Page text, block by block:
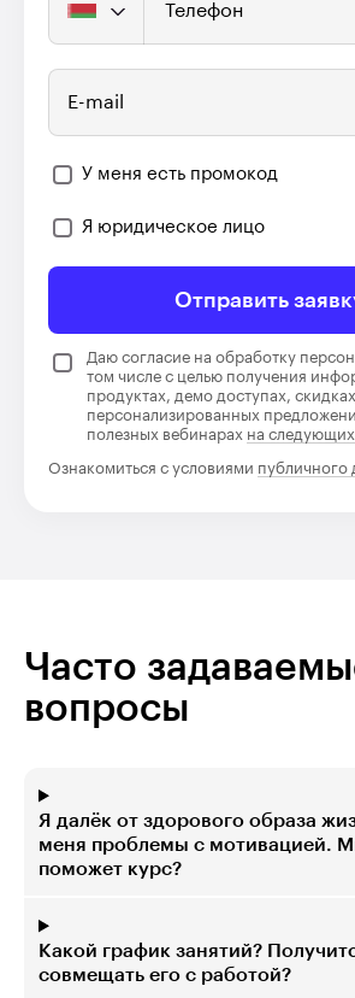
Телефон
E-mail
У меня есть промокод
Я юридическое лицо
Отправить
Даю согласие на обработку
том числе с целью получения
продуктах, демо доступах,
персонализированных
полезных вебинарах на следующих
Ознакомиться с условиями публичного
Часто
вопросы
Я далёк от здорового образа
меня проблемы с мотивацией.
поможет курс?
Какой график занятий?
совмещать его с работой?